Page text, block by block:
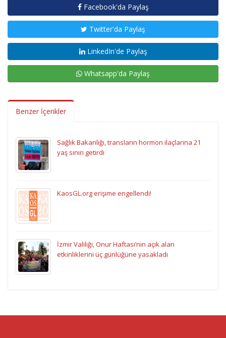
Facebook'da Paylaş
Twitter'da Paylaş
LinkedIn'de Paylaş
Whatsapp'da Paylaş
Benzer İçerikler
Sağlık Bakanlığı, transların hormon ilaçlarına 21
yaş sınırı getirdi
KaosGL.org erişime engellendi!
İzmir Valiliği, Onur Haftası’nın açık alan
etkinliklerini üç günlüğüne yasakladı